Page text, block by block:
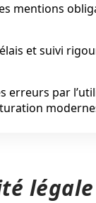
mentions
et suivi
erreurs par